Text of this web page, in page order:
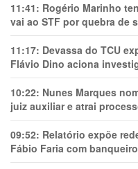
11:41: Rogério Marinho
vai ao STF por quebra de
11:17: Devassa do TCU
Flávio Dino aciona
10:22: Nunes Marques
juiz auxiliar e atrai
09:52: Relatório expõe
Fábio Faria com